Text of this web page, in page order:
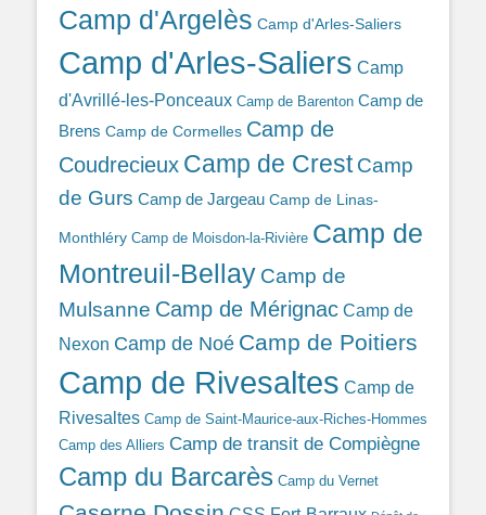
Camp d'Argelès Camp d'Arles-Saliers
Camp d'Arles-Saliers Camp
d'Avrillé-les-Ponceaux Camp de Barenton Camp de
Brens Camp de Cormelles Camp de
Coudrecieux Camp de Crest Camp
de Gurs Camp de Jargeau Camp de Linas-
Monthléry Camp de Moisdon-la-Rivière Camp de
Montreuil-Bellay Camp de
Mulsanne Camp de Mérignac Camp de
Nexon Camp de Noé Camp de Poitiers
Camp de Rivesaltes Camp de
Rivesaltes Camp de Saint-Maurice-aux-Riches-Hommes
Camp des Alliers Camp de transit de Compiègne
Camp du Barcarès Camp du Vernet